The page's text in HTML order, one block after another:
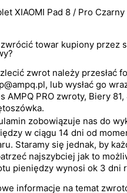
XIAOMI Pad 8 / Pro Czarny
towar kupiony przez
zwrot należy przesłać
lub wysłać go
AMPQ PRO zwroty, Biery
zobowiązuje nas do
w ciągu 14 dni od
Staramy się jednak, by
najszybciej jak to
pieniędzy wynosi ok 3 dni
informacje na temat